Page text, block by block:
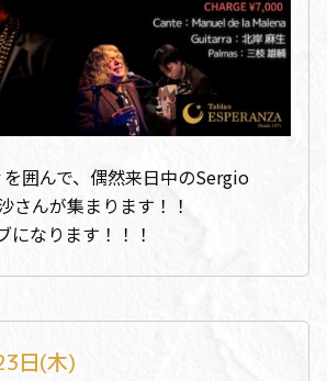
囲んで、偶然来日中のSergio
さんが集まります！！
になります！！！
日(木)